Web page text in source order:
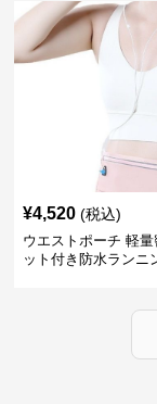
¥4,520 (税込)
ウエストポーチ 軽量
ット付き防水ランニ